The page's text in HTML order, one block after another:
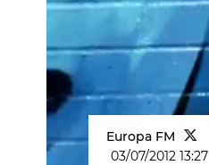
Europa FM
03/07/2012 13:27